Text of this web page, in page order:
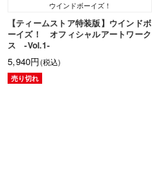
ウインドボーイズ！
【ティームストア特装版】ウインドボ
ーイズ！ オフィシャルアートワーク
ス -Vol.1-
5,940円(税込)
売り切れ